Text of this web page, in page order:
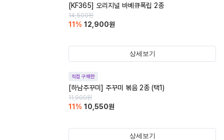
[KF365] 오리지널 바베큐폭립 2종
14,500원
11 % 12,900원
상세보기
직접 구매한
[하남주꾸미] 주꾸미 볶음 2종 (택1)
11,900원
11 % 10,550원
상세보기